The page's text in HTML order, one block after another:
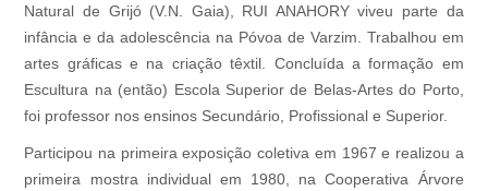
Natural de Grijó (V.N. Gaia), RUI ANAHORY viveu parte da
infância e da adolescência na Póvoa de Varzim. Trabalhou em
artes gráficas e na criação têxtil. Concluída a formação em
Escultura na (então) Escola Superior de Belas-Artes do Porto,
foi professor nos ensinos Secundário, Profissional e Superior.
Participou na primeira exposição coletiva em 1967 e realizou a
primeira mostra individual em 1980, na Cooperativa Árvore